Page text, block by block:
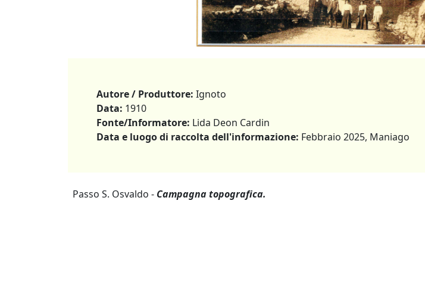
Autore / Produttore: Ignoto
Data: 1910
Fonte/Informatore: Lida Deon Cardin
Data e luogo di raccolta dell'informazione: Febbraio 2025, Maniago
Passo S. Osvaldo - Campagna topografica.